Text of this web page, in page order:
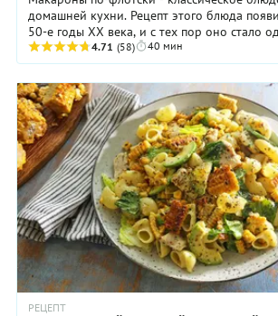
домашней кухни. Рецепт этого блюда появился примерно в
50-е годы XX века, и с тех пор оно стало
в СССР. Простое, недорого, ...
4.71 (58) 40 мин
РЕЦЕПТ